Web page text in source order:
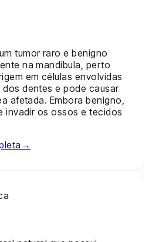
tumor raro e benigno
na mandíbula, perto
em células envolvidas
dentes e pode causar
afetada. Embora benigno,
invadir os ossos e tecidos
→